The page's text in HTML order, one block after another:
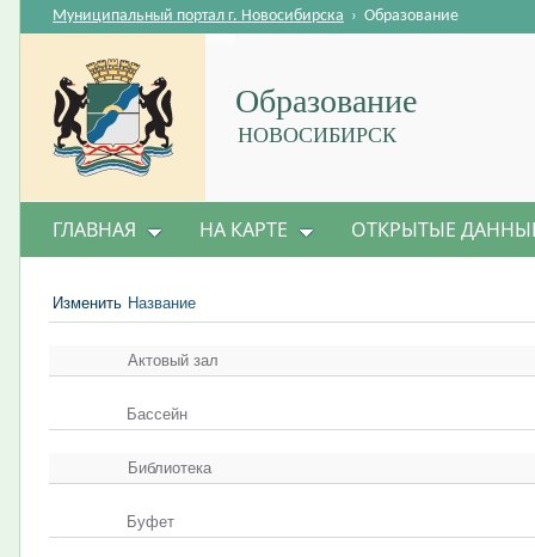
Образование
НОВОСИБИРСК
Муниципальный портал г. Новосибирска › Образование
ГЛАВНАЯ НА КАРТЕ ОТКРЫТЫЕ
Изменить Название
Актовый зал
Бассейн
Библиотека
Буфет